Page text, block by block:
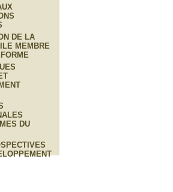
DE LA
MEMBRE
DU